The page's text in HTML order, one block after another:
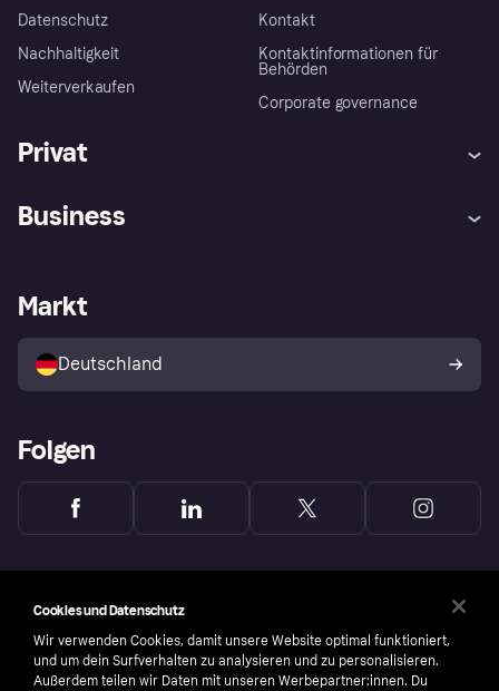
Datenschutz
Nachhaltigkeit
Weiterverkaufen
Kontakt
Kontaktinformationen für
Behörden
Corporate governance
Privat
Klarna App
Shops entdecken
Käuferschutzrichtlinie
Dein Widerrufsrecht
Business
Händlerportal
Markt
Deutschland
Folgen
Cookies und Datenschutz
Wir verwenden Cookies, damit unsere Website optimal funktioniert,
und um dein Surfverhalten zu analysieren und zu personalisieren.
Außerdem teilen wir Daten mit unseren Werbepartner:innen. Du